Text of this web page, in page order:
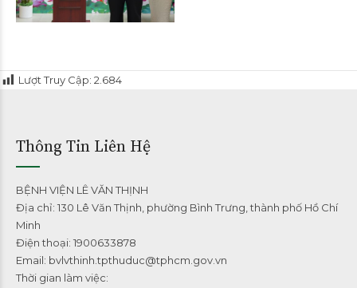
Lượt Truy Cập: 2.684
Thông Tin Liên Hệ
BỆNH VIỆN LÊ VĂN THỊNH
Địa chỉ: 130 Lê Văn Thịnh, phường Bình Trưng, thành phố Hồ Chí
Minh
Điện thoại: 1900633878
Email: bvlvthinh.tpthuduc@tphcm.gov.vn
Thời gian làm việc: